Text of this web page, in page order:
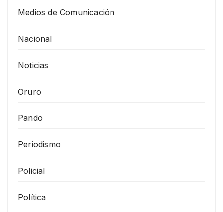
Medios de Comunicación
Nacional
Noticias
Oruro
Pando
Periodismo
Policial
Política